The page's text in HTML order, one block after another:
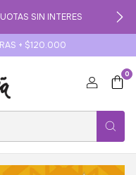
SIN INTERES
+ $120.000
0